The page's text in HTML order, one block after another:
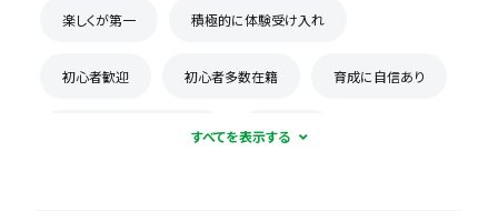
楽しくが第一 積極的に体験受け入れ
初心者歓迎 初心者多数在籍 育成に自信あり
コーチとの距離感が近い 少数精鋭